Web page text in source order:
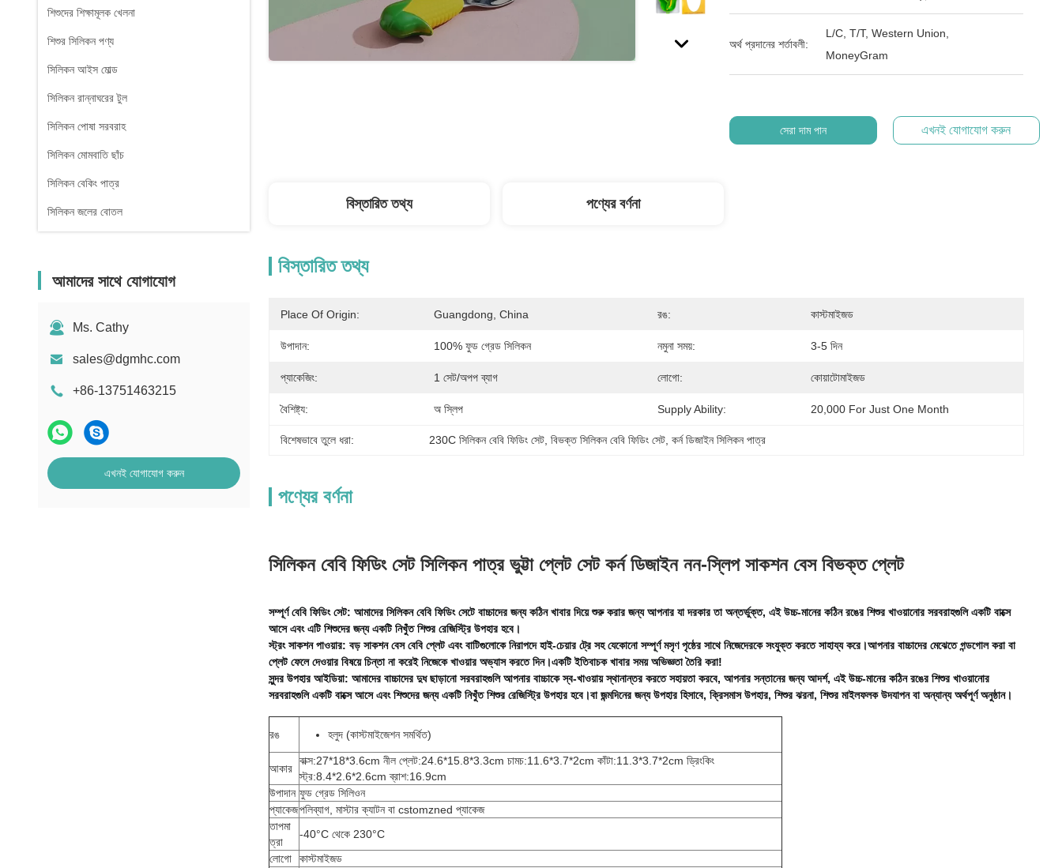
শিশুদের শিক্ষামূলক খেলনা
শিশুর সিলিকন পণ্য
সিলিকন আইস মোল্ড
সিলিকন রান্নাঘরের টুল
সিলিকন পোষা সরবরাহ
সিলিকন মোমবাতি ছাঁচ
সিলিকন বেকিং পাত্র
সিলিকন জলের বোতল
আমাদের সাথে যোগাযোগ
Ms. Cathy
sales@dgmhc.com
+86-13751463215
এখনই যোগাযোগ করুন
অর্থ প্রদানের শর্তাবলী:
L/C, T/T, Western Union,
MoneyGram
সেরা দাম পান এখনই যোগাযোগ করুন
বিস্তারিত তথ্য পণ্যের বর্ণনা
বিস্তারিত তথ্য
Place Of Origin: Guangdong, China রঙ: কাস্টমাইজড
উপাদান: 100% ফুড গ্রেড সিলিকন নমুনা সময়: 3-5 দিন
প্যাকেজিং: 1 সেট/অপপ ব্যাগ লোগো: কোয়াটোমাইজড
বৈশিষ্ট্য: অ স্লিপ Supply Ability: 20,000 For Just One Month
বিশেষভাবে তুলে ধরা: 230C সিলিকন বেবি ফিডিং সেট , বিভক্ত সিলিকন বেবি ফিডিং সেট , কর্ন ডিজাইন সিলিকন পাত্র
পণ্যের বর্ণনা
সিলিকন বেবি ফিডিং সেট সিলিকন পাত্র ভুট্টা প্লেট সেট কর্ন ডিজাইন নন-স্লিপ সাকশন বেস বিভক্ত প্লেট
সম্পূর্ণ বেবি ফিডিং সেট: আমাদের সিলিকন বেবি ফিডিং সেটে বাচ্চাদের জন্য কঠিন খাবার দিয়ে শুরু করার জন্য আপনার যা দরকার তা অন্তর্ভুক্ত, এই উচ্চ-মানের কঠিন রঙের শিশুর খাওয়ানোর সরবরাহগুলি একটি বাক্সে
আসে এবং এটি শিশুদের জন্য একটি নিখুঁত শিশুর রেজিস্ট্রি উপহার হবে।
স্ট্রং সাকশন পাওয়ার: বড় সাকশন বেস বেবি প্লেট এবং বাটিগুলোকে নিরাপদে হাই-চেয়ার ট্রে সহ যেকোনো সম্পূর্ণ মসৃণ পৃষ্ঠের সাথে নিজেদেরকে সংযুক্ত করতে সাহায্য করে।আপনার বাচ্চাদের মেঝেতে গন্ডগোল করা বা
প্লেট ফেলে দেওয়ার বিষয়ে চিন্তা না করেই নিজেকে খাওয়ার অভ্যাস করতে দিন।একটি ইতিবাচক খাবার সময় অভিজ্ঞতা তৈরি করা!
সুন্দর উপহার আইডিয়া: আমাদের বাচ্চাদের দুধ ছাড়ানো সরবরাহগুলি আপনার বাচ্চাকে স্ব-খাওয়ায় স্থানান্তর করতে সহায়তা করবে, আপনার সন্তানের জন্য আদর্শ, এই উচ্চ-মানের কঠিন রঙের শিশুর খাওয়ানোর
সরবরাহগুলি একটি বাক্সে আসে এবং শিশুদের জন্য একটি নিখুঁত শিশুর রেজিস্ট্রি উপহার হবে।বা জন্মদিনের জন্য উপহার হিসাবে, ক্রিসমাস উপহার, শিশুর ঝরনা, শিশুর মাইলফলক উদযাপন বা অন্যান্য অর্থপূর্ণ অনুষ্ঠান।
রঙ হলুদ (কাস্টমাইজেশন সমর্থিত)
আকার
বাক্স:27*18*3.6cm নীল প্লেট:24.6*15.8*3.3cm চামচ:11.6*3.7*2cm কাঁটা:11.3*3.7*2cm ড্রিংকিং
স্ট্র:8.4*2.6*2.6cm ব্রাশ:16.9cm
উপাদান ফুড গ্রেড সিলিওন
প্যাকেজপলিব্যাগ, মাস্টার ক্যাটন বা cstomzned প্যাকেজ
তাপমা
ত্রা
-40°C থেকে 230°C
লোগো
কাস্টমাইজড